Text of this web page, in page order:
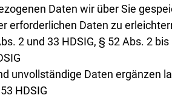
Daten wir über Sie
erforderlichen Daten zu
2 und 33 HDSIG, § 52 Abs. 2
unvollständige Daten ergänzen
HDSIG